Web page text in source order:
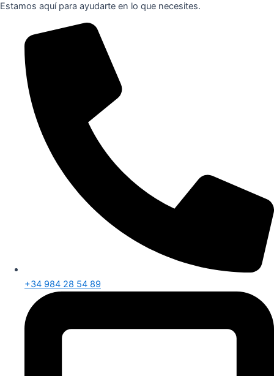
Estamos aquí para ayudarte en lo que necesites.
+34 984 28 54 89